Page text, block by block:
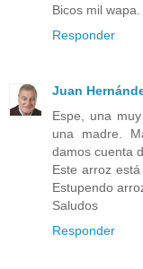
Bicos mil wapa.
Responder
Juan
Espe, una
una madre.
damos cuenta
Este arroz
Estupendo
Saludos
Responder